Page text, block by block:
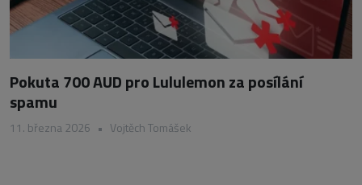
Pokuta 700 AUD pro Lululemon za posílání
spamu
11. března 2026 • Vojtěch Tomášek